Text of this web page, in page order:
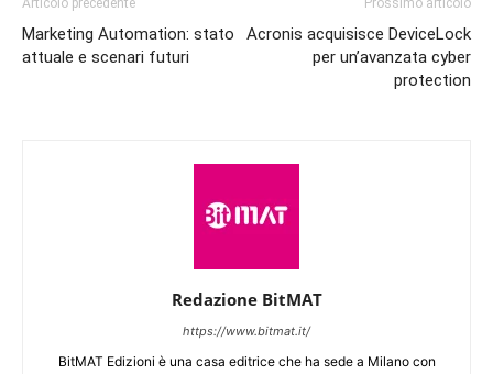
Articolo precedente
Marketing Automation: stato
attuale e scenari futuri
Prossimo articolo
Acronis acquisisce DeviceLock
per un’avanzata cyber
protection
Redazione BitMAT
https://www.bitmat.it/
BitMAT Edizioni è una casa editrice che ha sede a Milano con